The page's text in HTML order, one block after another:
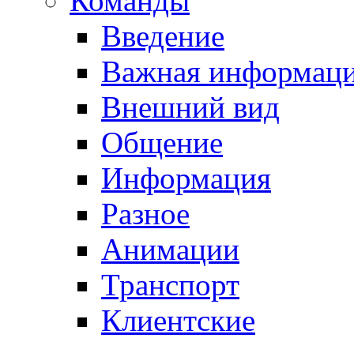
Введение
Важная
Внешний вид
Общение
Информация
Разное
Анимации
Транспорт
Клиентские